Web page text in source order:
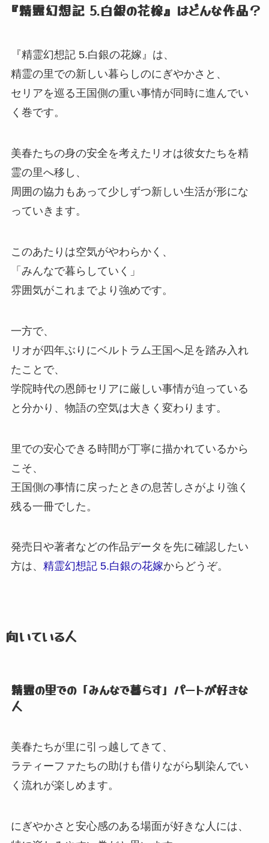
『精霊幻想記 5.白銀の花嫁』 はどんな作品？
『精霊幻想記 5.白銀の花嫁』 は、
精霊の里での新しい暮らしのにぎやかさと、
セリアを巡る王国側の重い事情が同時に進んでい
く巻です。
美春たちの身の安全を考えたリオは彼女たちを精
霊の里へ移し、
周囲の協力もあって少しずつ新しい生活が形にな
っていきます。
このあたりは空気がやわらかく、
「みんなで暮らしていく」
雰囲気がこれまでより強めです。
一方で、
リオが四年ぶりにベルトラム王国へ足を踏み入れ
たことで、
学院時代の恩師セリアに厳しい事情が迫っている
と分かり、 物語の空気は大きく変わります。
里での安心できる時間が丁寧に描かれているから
こそ、
王国側の事情に戻ったときの息苦しさがより強く
残る一冊でした。
発売日や著者などの作品データを先に確認したい
方は、 精霊幻想記 5.白銀の花嫁からどうぞ。
向いている人
精霊の里での「みんなで暮らす」 パートが好きな
人
美春たちが里に引っ越してきて、
ラティーファたちの助けも借りながら馴染んでい
く流れが楽しめます。
にぎやかさと安心感のある場面が好きな人には、